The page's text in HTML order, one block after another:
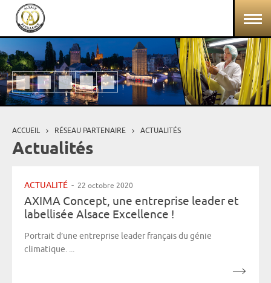
Aller au contenu principal
Vous êtes ici
ACCUEIL RÉSEAU PARTENAIRE ACTUALITÉS
Actualités
ACTUALITÉ - 22 octobre 2020
AXIMA Concept, une entreprise leader et
labellisée Alsace Excellence !
Portrait d’une entreprise leader français du génie
climatique. ...
Panneau de gestion des cookies